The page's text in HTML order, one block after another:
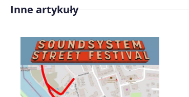
Inne artykuły